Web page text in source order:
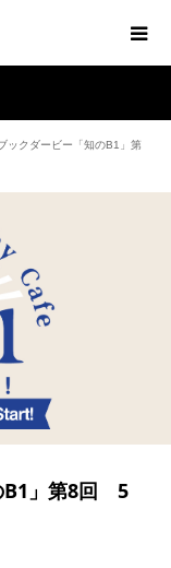
ックダービー「知のB1」第
B1」第8回 5